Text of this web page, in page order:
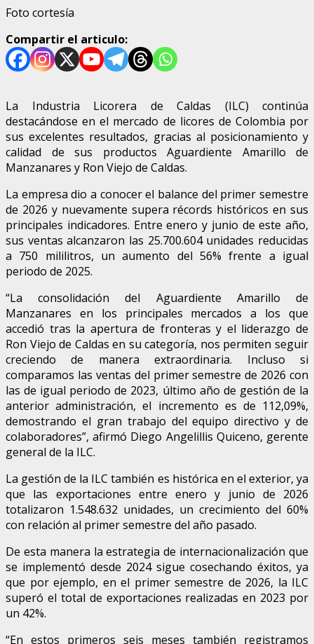
Foto cortesía
Compartir el articulo:
La Industria Licorera de Caldas (ILC) continúa
destacándose en el mercado de licores de Colombia por
sus excelentes resultados, gracias al posicionamiento y
calidad de sus productos Aguardiente Amarillo de
Manzanares y Ron Viejo de Caldas.
La empresa dio a conocer el balance del primer semestre
de 2026 y nuevamente supera récords históricos en sus
principales indicadores. Entre enero y junio de este año,
sus ventas alcanzaron las 25.700.604 unidades reducidas
a 750 mililitros, un aumento del 56% frente a igual
periodo de 2025.
“La consolidación del Aguardiente Amarillo de
Manzanares en los principales mercados a los que
accedió tras la apertura de fronteras y el liderazgo de
Ron Viejo de Caldas en su categoría, nos permiten seguir
creciendo de manera extraordinaria. Incluso si
comparamos las ventas del primer semestre de 2026 con
las de igual periodo de 2023, último año de gestión de la
anterior administración, el incremento es de 112,09%,
demostrando el gran trabajo del equipo directivo y de
colaboradores”, afirmó Diego Angelillis Quiceno, gerente
general de la ILC.
La gestión de la ILC también es histórica en el exterior, ya
que las exportaciones entre enero y junio de 2026
totalizaron 1.548.632 unidades, un crecimiento del 60%
con relación al primer semestre del año pasado.
De esta manera la estrategia de internacionalización que
se implementó desde 2024 sigue cosechando éxitos, ya
que por ejemplo, en el primer semestre de 2026, la ILC
superó el total de exportaciones realizadas en 2023 por
un 42%.
“En estos primeros seis meses también registramos